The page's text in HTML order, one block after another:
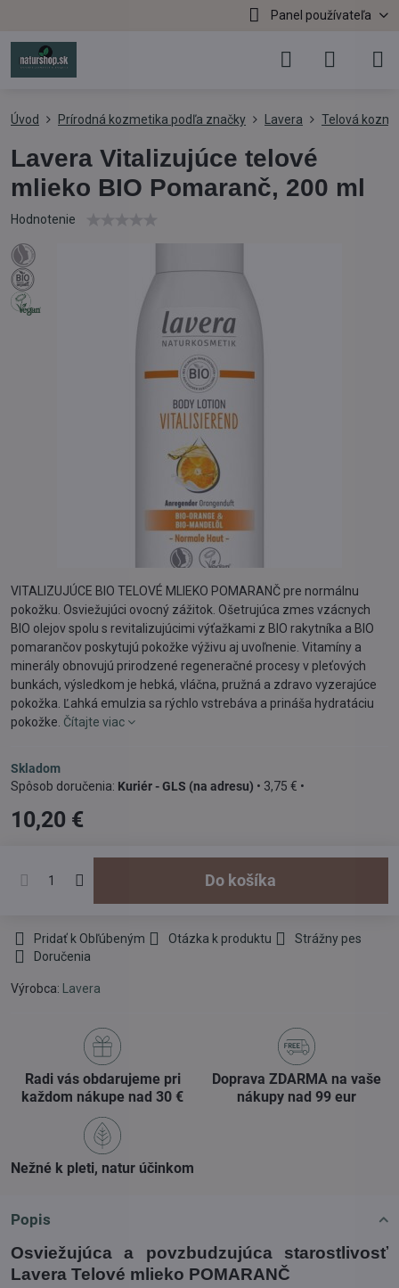
Panel používateľa
Úvod Prírodná kozmetika podľa značky Lavera Telová
Lavera Vitalizujúce telové
mlieko BIO Pomaranč, 200 ml
Hodnotenie
VITALIZUJÚCE BIO TELOVÉ MLIEKO POMARANČ pre normálnu
pokožku. Osviežujúci ovocný zážitok. Ošetrujúca zmes vzácnych
BIO olejov spolu s revitalizujúcimi výťažkami z BIO rakytníka a BIO
pomarančov poskytujú pokožke výživu aj uvoľnenie. Vitamíny a
minerály obnovujú prirodzené regeneračné procesy v pleťových
bunkách, výsledkom je hebká, vláčna, pružná a zdravo vyzerajúce
pokožka. Ľahká emulzia sa rýchlo vstrebáva a prináša hydratáciu
pokožke. Čítajte viac
Skladom
Kuriér - GLS (na adresu) • 3,75 € •
10,20 €
Do košíka
Pridať k Obľúbeným Otázka k produktu
Strážny pes
Doručenia
Výrobca: Lavera
Radi vás obdarujeme pri
každom nákupe nad 30 €
Doprava ZDARMA na vaše
nákupy nad 99 eur
Nežné k pleti, natur účinkom
Popis
Osviežujúca a povzbudzujúca starostlivosť
Lavera Telové mlieko POMARANČ